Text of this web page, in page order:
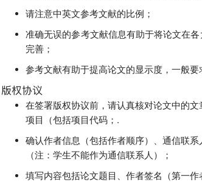
请注意中英文参考文献的比例；
准确无误的参考文献信息有助于将论文在
完善；
参考文献有助于提高论文的显示度，一般要
版权协议
在签署版权协议前，请认真核对论文中的
项目（包括项目代码；.
确认作者信息（包括作者顺序）、通信联
（注：学生不能作为通信联系人）；
填写内容包括论文题目、作者签名（第一作